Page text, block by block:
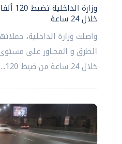
خلال 24 ساعة
واصلت وزارة الداخلية،
الطرق و المحـاور على
خلال 24 ساعة من ضبط 120...